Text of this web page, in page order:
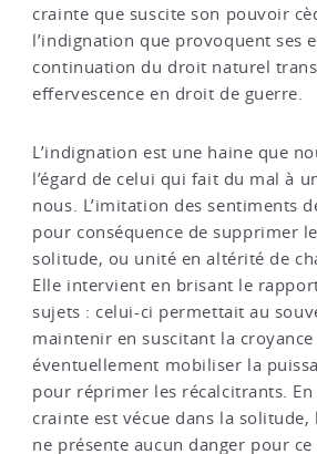
crainte que suscite son pouvoir
l’indignation que provoquent ses
continuation du droit naturel
effervescence en droit de guerre.
L’indignation est une haine que
l’égard de celui qui fait du mal à
nous. L’imitation des sentiments
pour conséquence de supprimer
solitude, ou unité en altérité de
Elle intervient en brisant le
sujets : celui-ci permettait au
maintenir en suscitant la
éventuellement mobiliser la
pour réprimer les récalcitrants.
crainte est vécue dans la
ne présente aucun danger pour